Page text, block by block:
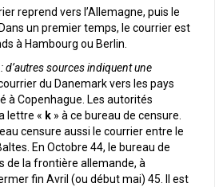
reprend vers l’Allemagne, puis le
un premier temps, le courrier est
à Hambourg ou Berlin.
d’autres sources indiquent une
du Danemark vers les pays
à Copenhague. Les autorités
lettre « k » à ce bureau de censure.
censure aussi le courrier entre le
En Octobre 44, le bureau de
de la frontière allemande, à
fin Avril (ou début mai) 45. Il est